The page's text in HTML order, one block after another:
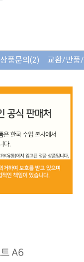
상품문의(2) 교환/반품